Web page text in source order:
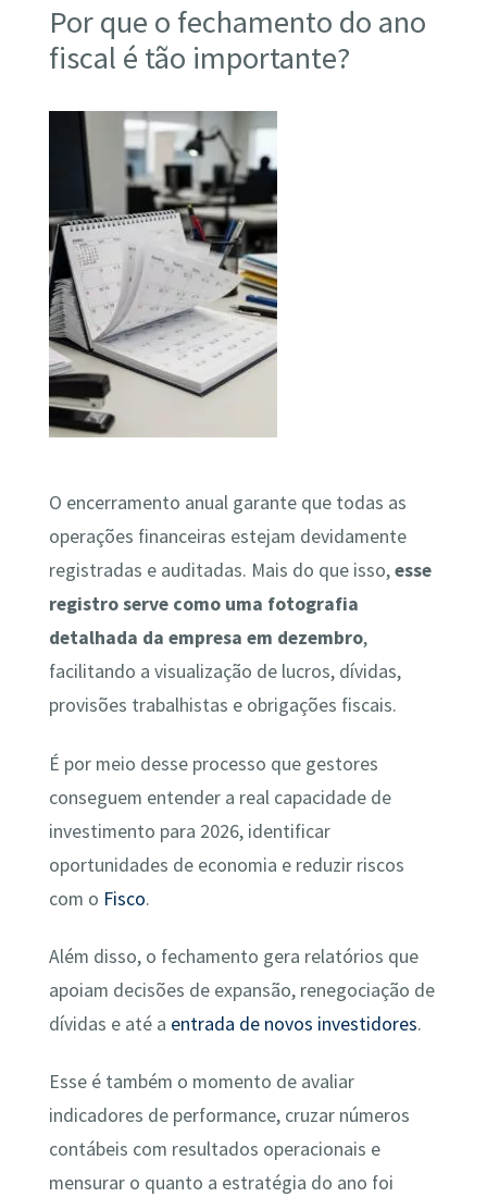
Por que o fechamento do ano
fiscal é tão importante?
O encerramento anual garante que todas as
operações financeiras estejam devidamente
registradas e auditadas. Mais do que isso,esse
registro serve como uma fotografia
detalhada da empresa em dezembro,
facilitando a visualização de lucros, dívidas,
provisões trabalhistas e obrigações fiscais.
É por meio desse processo que gestores
conseguem entender a real capacidade de
investimento para 2026, identificar
oportunidades de economia e reduzir riscos
com o Fisco.
Além disso, o fechamento gera relatórios que
apoiam decisões de expansão, renegociação de
dívidas e até a entrada de novos investidores.
Esse é também o momento de avaliar
indicadores de performance, cruzar números
contábeis com resultados operacionais e
mensurar o quanto a estratégia do ano foi